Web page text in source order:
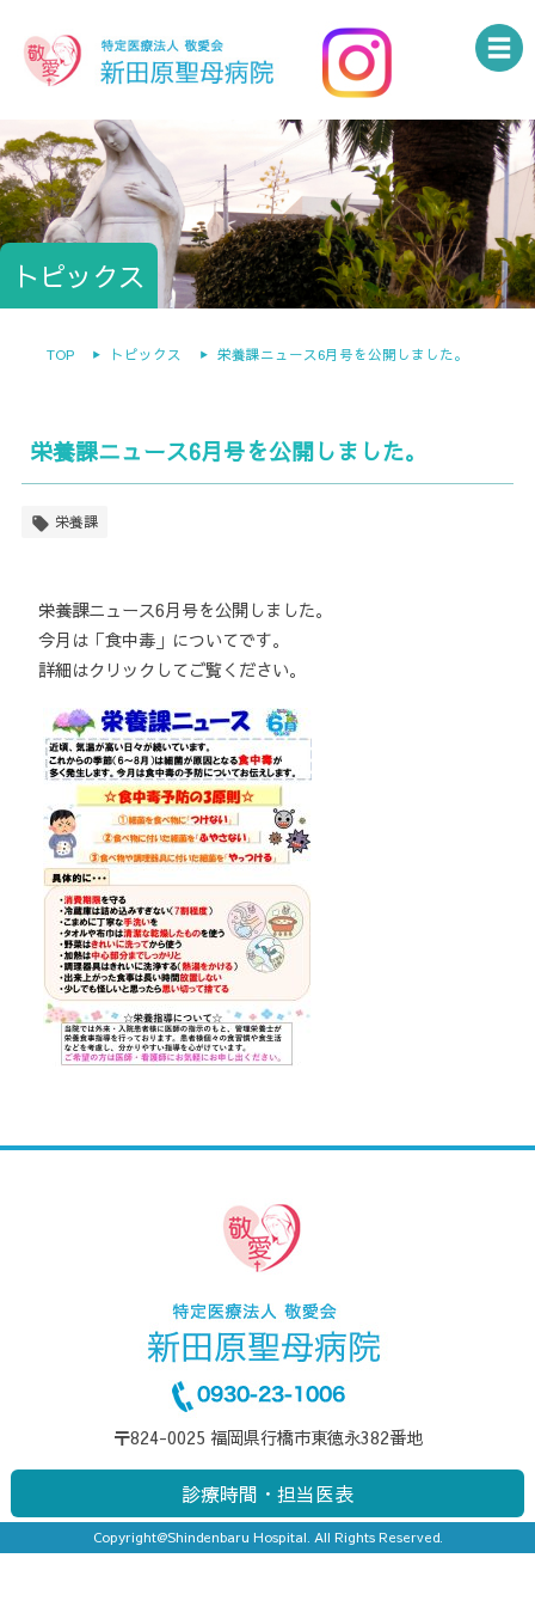
トピックス
TOP トピックス 栄養課ニュース6月号を公開しました。
栄養課ニュース6月号を公開しました。
栄養課
栄養課ニュース6月号を公開しました。
今月は「食中毒」についてです。
詳細はクリックしてご覧ください。
診療時間・担当医表
〒824-0025 福岡県行橋市東徳永382番地
Copyright@Shindenbaru Hospital. All Rights Reserved.